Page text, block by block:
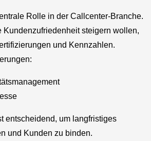
Rolle in der Callcenter-Branche.
Kundenzufriedenheit steigern wollen,
und Kennzahlen.
entscheidend, um langfristiges
und Kunden zu binden.